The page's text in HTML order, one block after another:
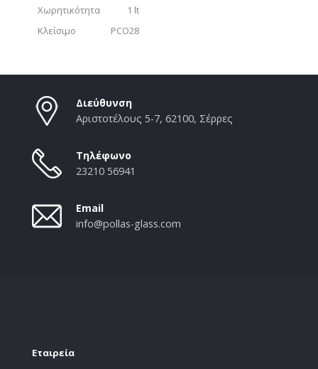
Χωρητικότητα
1 lt
Κλείσιμο
PCO28
Διεύθυνση
Αριστοτέλους 5-7, 62100, Σέρρες
Τηλέφωνο
23210 56941
Email
info@pollas-glass.com
Εταιρεία